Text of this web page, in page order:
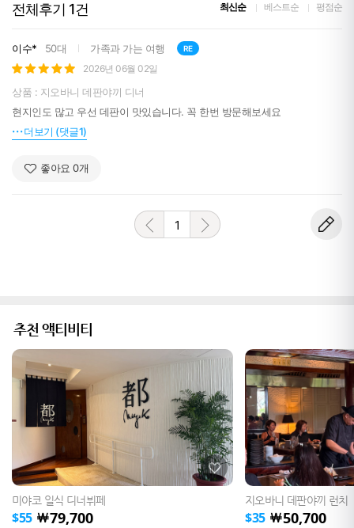
전체후기 1건 최신순 베스트순 평점순
이수* 50대 가족과 가는 여행 RE
2026년 06월 02일
상품 : 지오바니 데판야끼 디너
현지인도 많고 우선 데판이 맛있습니다. 꼭 한번 방문해보세요
더보기 (댓글1)
좋아요 0개
1
추천 액티비티
미야코 일식 디너뷔페
$55 ￦79,700
지오바니 데판야끼 런치
$35 ￦50,700